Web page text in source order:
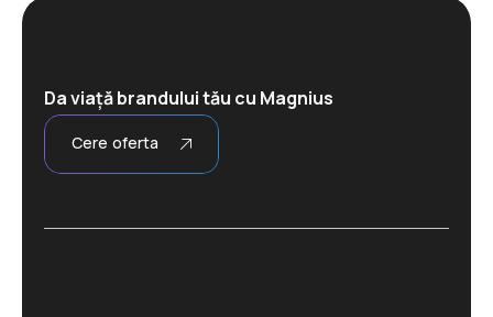
Da viață brandului tău cu Magnius
Cere oferta